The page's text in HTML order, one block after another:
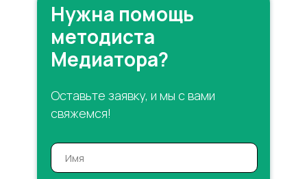
Нужна помощь
методиста
Медиатора?
Оставьте заявку, и мы с вами
свяжемся!